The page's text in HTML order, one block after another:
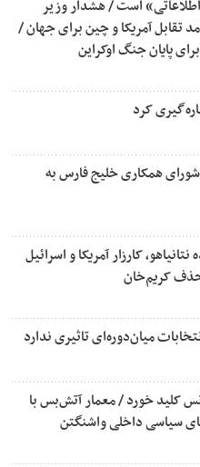
است / هشدار وزیر
تقابل آمریکا و چین برای جهان /
پایان جنگ اوکراین
کرد
همکاری خلیج فارس به
کارزار آمریکا و اسرائیل
کریم‌خان
میان‌دوره‌ای تاثیری ندارد
کلید خورد / معمار آتش‌بس با
سیاسی داخلی واشنگتن